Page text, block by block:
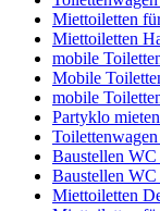
Miettoiletten
Miettoiletten
mobile
Mobile
mobile
Partyklo
Baustellen
Baustellen
Miettoiletten